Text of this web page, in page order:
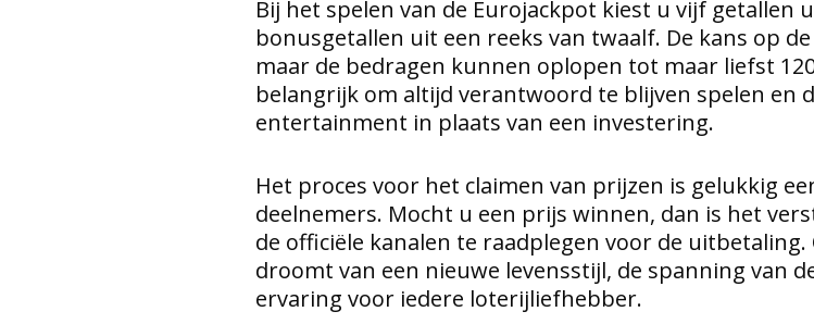
Bij het spelen van de Eurojackpot kiest u vijf getallen
bonusgetallen uit een reeks van twaalf. De kans op
maar de bedragen kunnen oplopen tot maar liefst
belangrijk om altijd verantwoord te blijven spelen en
entertainment in plaats van een investering.
Het proces voor het claimen van prijzen is gelukkig
deelnemers. Mocht u een prijs winnen, dan is het
de officiële kanalen te raadplegen voor de
droomt van een nieuwe levensstijl, de spanning van
ervaring voor iedere loterijliefhebber.